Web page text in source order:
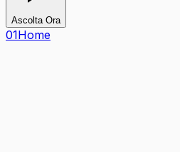
Ascolta Ora
01Home